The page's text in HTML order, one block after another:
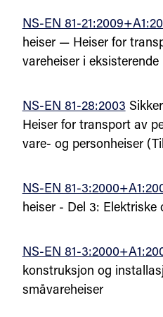
NS-EN 81-
heiser — Heiser for
vareheiser i
NS-EN 81-28:2003
Heiser for transport av
vare- og personheiser
NS-EN 81-
heiser - Del 3:
NS-EN 81-
konstruksjon og
småvareheiser